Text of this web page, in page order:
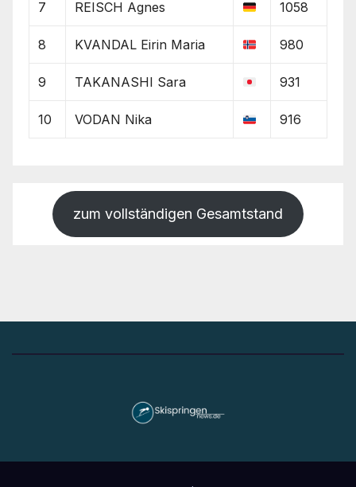
7 REISCH Agnes 1058
8 KVANDAL Eirin Maria 980
9 TAKANASHI Sara 931
10 VODAN Nika 916
zum vollständigen Gesamtstand